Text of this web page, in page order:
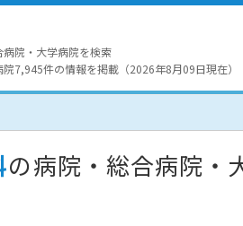
院・大学病院を検索
7,945件の情報を掲載（2026年8月09日現在）
の病院・総合病院・